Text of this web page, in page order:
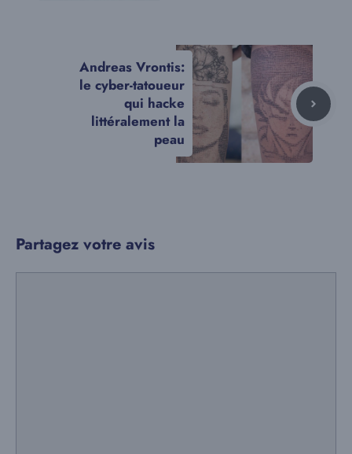
Andreas Vrontis:
le cyber-tatoueur
qui hacke
littéralement la
peau
Partagez votre avis